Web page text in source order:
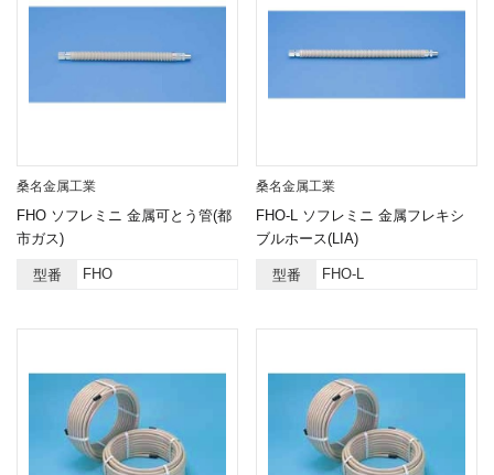
桑名金属工業
FHO ソフレミニ 金属可とう管(都
市ガス)
型番 FHO
桑名金属工業
FHO-L ソフレミニ 金属フレキシ
ブルホース(LIA)
型番 FHO-L